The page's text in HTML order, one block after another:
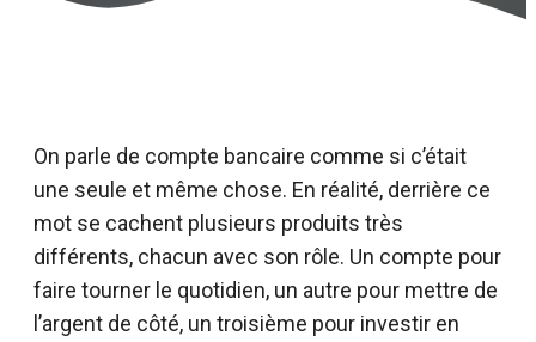
On parle de compte bancaire comme si c’était
une seule et même chose. En réalité, derrière ce
mot se cachent plusieurs produits très
différents, chacun avec son rôle. Un compte pour
faire tourner le quotidien, un autre pour mettre de
l’argent de côté, un troisième pour investir en